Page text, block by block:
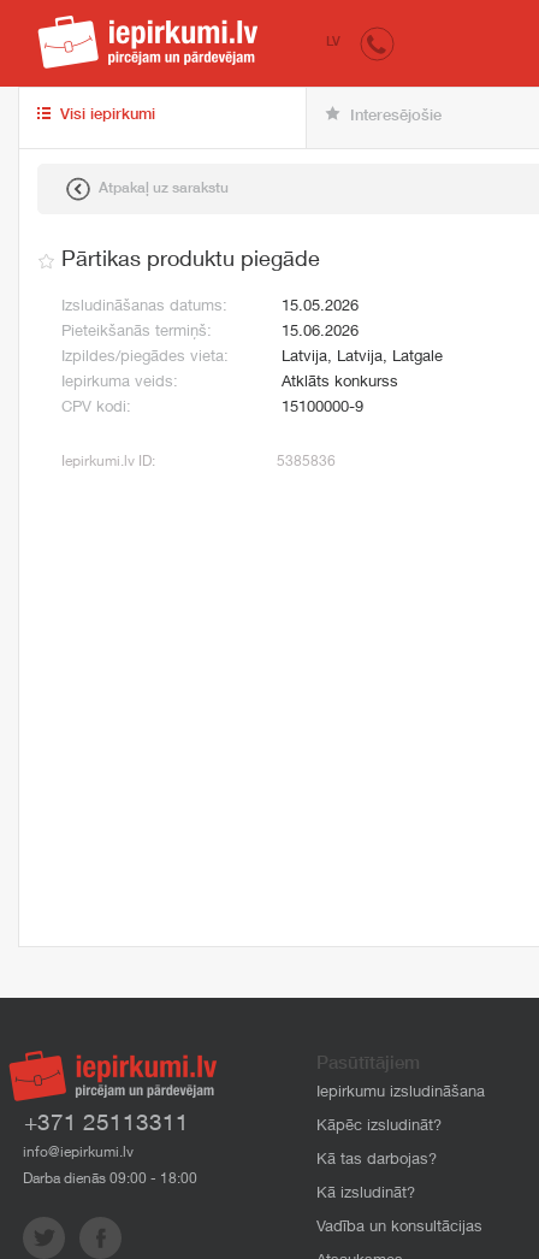
iepirkumi.lv
LV
Visi iepirkumi Interesējošie
Atpakaļ uz sarakstu
Pārtikas produktu piegāde
Izsludināšanas datums:
15.05.2026
Pieteikšanās termiņš:
15.06.2026
Izpildes/piegādes vieta:
Latvija, Latvija, Latgale
Iepirkuma veids:
Atklāts konkurss
CPV kodi:
15100000-9
Iepirkumi.lv ID: 5385836
+371 25113311
info@iepirkumi.lv
Darba dienās 09:00 - 18:00
Pasūtītājiem
Iepirkumu izsludināšana
Kāpēc izsludināt?
Kā tas darbojas?
Kā izsludināt?
Vadība un konsultācijas